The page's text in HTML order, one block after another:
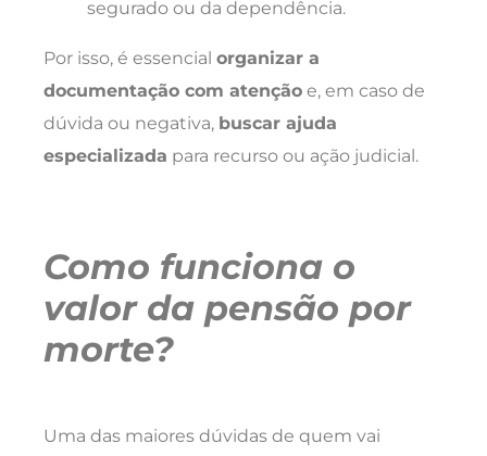
segurado ou da dependência.
Por isso, é essencial organizar a
documentação com atenção e, em caso de
dúvida ou negativa, buscar ajuda
especializada para recurso ou ação judicial.
Como funciona o
valor da pensão por
morte?
Uma das maiores dúvidas de quem vai